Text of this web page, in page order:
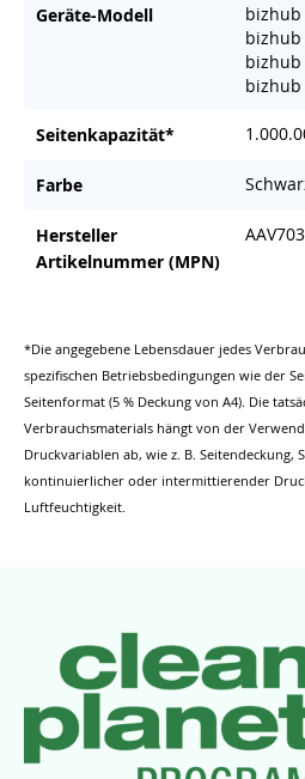
Geräte-Modell
bizhub
bizhub
bizhub
bizhub
Seitenkapazität*
Farbe
Hersteller
Artikelnummer (MPN)
*Die angegebene Lebensdauer jedes
spezifischen Betriebsbedingungen wie der
Seitenformat (5 % Deckung von A4). Die
Verbrauchsmaterials hängt von der
Druckvariablen ab, wie z. B. Seitendeckung,
kontinuierlicher oder intermittierender
Luftfeuchtigkeit.